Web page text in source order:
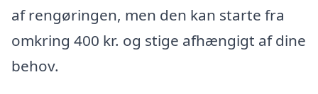
af rengøringen, men den kan starte fra
omkring 400 kr. og stige afhængigt af dine
behov.